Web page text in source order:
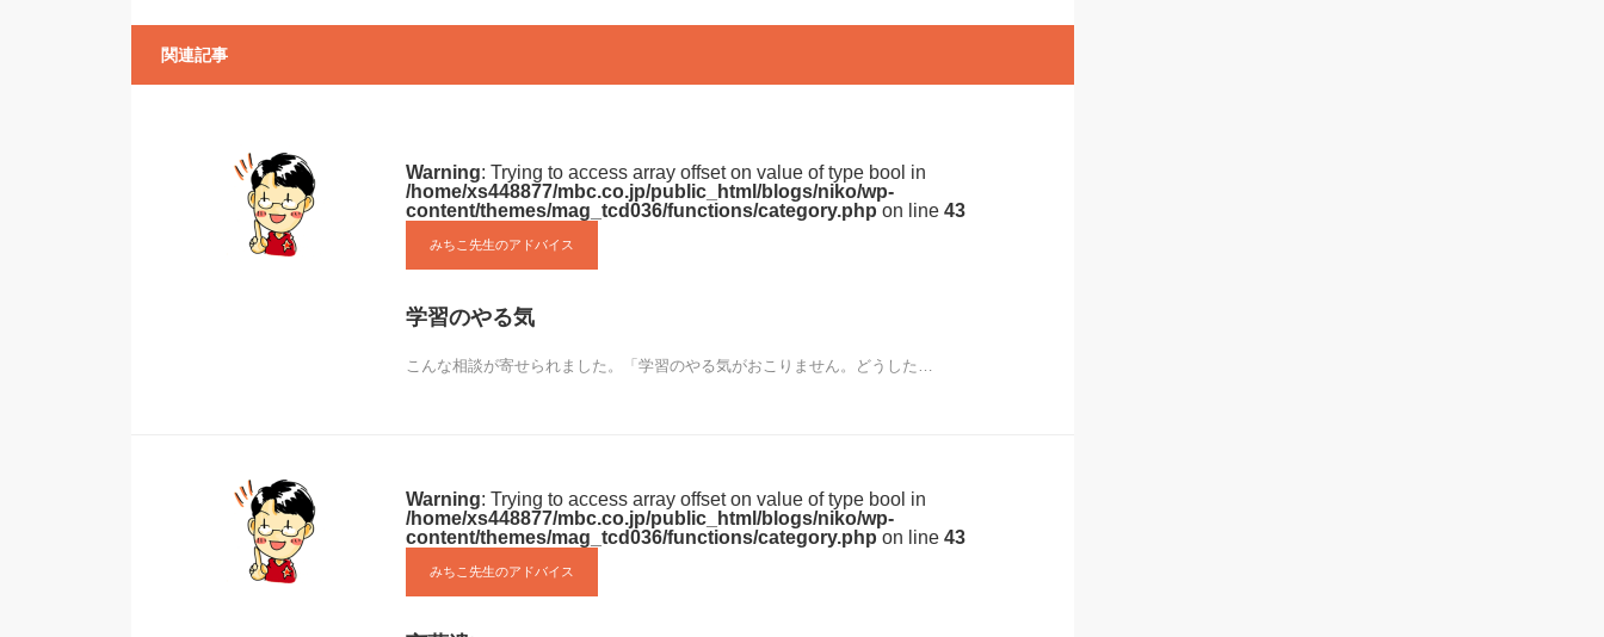
関連記事
Warning: Trying to access array offset on value of type bool in
/home/xs448877/mbc.co.jp/public_html/blogs/niko/wp-
content/themes/mag_tcd036/functions/category.php on line 43
みちこ先生のアドバイス
学習のやる気
こんな相談が寄せられました。「学習のやる気がおこりません。どうした…
Warning: Trying to access array offset on value of type bool in
/home/xs448877/mbc.co.jp/public_html/blogs/niko/wp-
content/themes/mag_tcd036/functions/category.php on line 43
みちこ先生のアドバイス